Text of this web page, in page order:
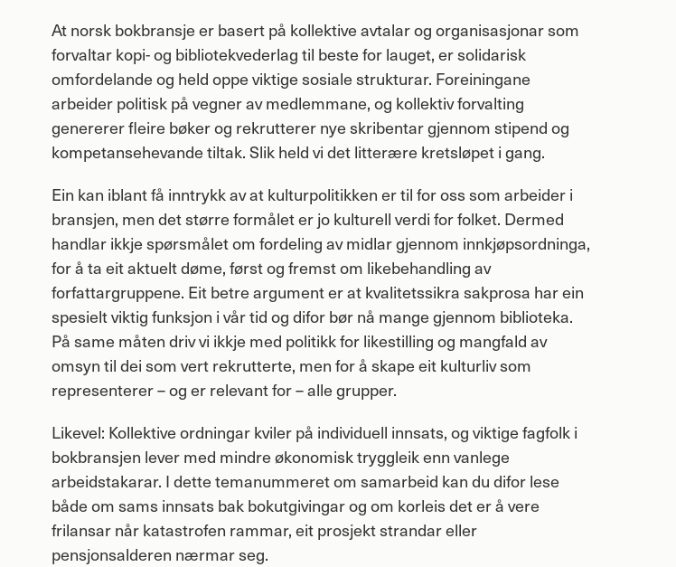
At norsk bokbransje er basert på kollektive avtalar og organisasjonar som
forvaltar kopi- og bibliotekvederlag til beste for lauget, er solidarisk
omfordelande og held oppe viktige sosiale strukturar. Foreiningane
arbeider politisk på vegner av medlemmane, og kollektiv forvalting
genererer fleire bøker og rekrutterer nye skribentar gjennom stipend og
kompetansehevande tiltak. Slik held vi det litterære kretsløpet i gang.
Ein kan iblant få inntrykk av at kulturpolitikken er til for oss som arbeider i
bransjen, men det større formålet er jo kulturell verdi for folket. Dermed
handlar ikkje spørsmålet om fordeling av midlar gjennom innkjøpsordninga,
for å ta eit aktuelt døme, først og fremst om likebehandling av
forfattargruppene. Eit betre argument er at kvalitetssikra sakprosa har ein
spesielt viktig funksjon i vår tid og difor bør nå mange gjennom biblioteka.
På same måten driv vi ikkje med politikk for likestilling og mangfald av
omsyn til dei som vert rekrutterte, men for å skape eit kulturliv som
representerer – og er relevant for – alle grupper.
Likevel: Kollektive ordningar kviler på individuell innsats, og viktige fagfolk i
bokbransjen lever med mindre økonomisk tryggleik enn vanlege
arbeidstakarar. I dette temanummeret om samarbeid kan du difor lese
både om sams innsats bak bokutgivingar og om korleis det er å vere
frilansar når katastrofen rammar, eit prosjekt strandar eller
pensjonsalderen nærmar seg.